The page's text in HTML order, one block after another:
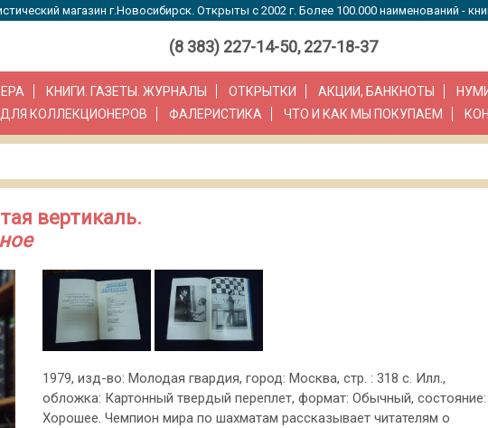
магазин г.Новосибирск. Открыты с 2002 г. Более 100.000 наименований -
(8 383) 227-14-50, 227-18-37
КНИГИ. ГАЗЕТЫ. ЖУРНАЛЫ ОТКРЫТКИ АКЦИИ, БАНКНОТЫ
КОЛЛЕКЦИОНЕРОВ
ФАЛЕРИСТИКА ЧТО И КАК МЫ ПОКУПАЕМ
вертикаль.
1979, изд-во: Молодая гвардия, город: Москва, стр. : 318 с. Илл.,
обложка: Картонный твердый переплет, формат: Обычный, состояние:
Хорошее. Чемпион мира по шахматам рассказывает читателям о